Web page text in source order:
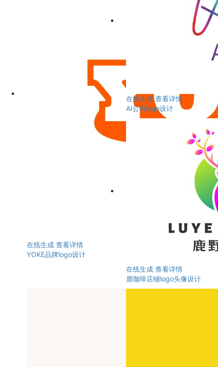
在线生成 查看详情
YOKE品牌logo设计
在线生成 查看详情
AI公司logo设计
在线生成 查看详情
鹿咖啡店铺logo头像设计